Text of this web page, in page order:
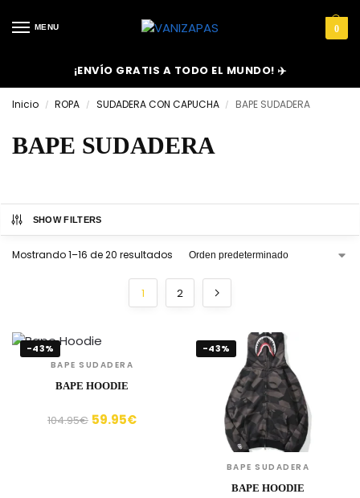
MENU 0
¡ENVÍO GRATIS A TODO EL MUNDO! ✈️
Inicio / ROPA / SUDADERA CON CAPUCHA / BAPE SUDADERA
BAPE SUDADERA
SHOW FILTERS
Mostrando 1–16 de 20 resultados
1 2
-43%
BAPE SUDADERA
BAPE HOODIE
104.95€ 59.95€
-43%
BAPE SUDADERA
BAPE HOODIE